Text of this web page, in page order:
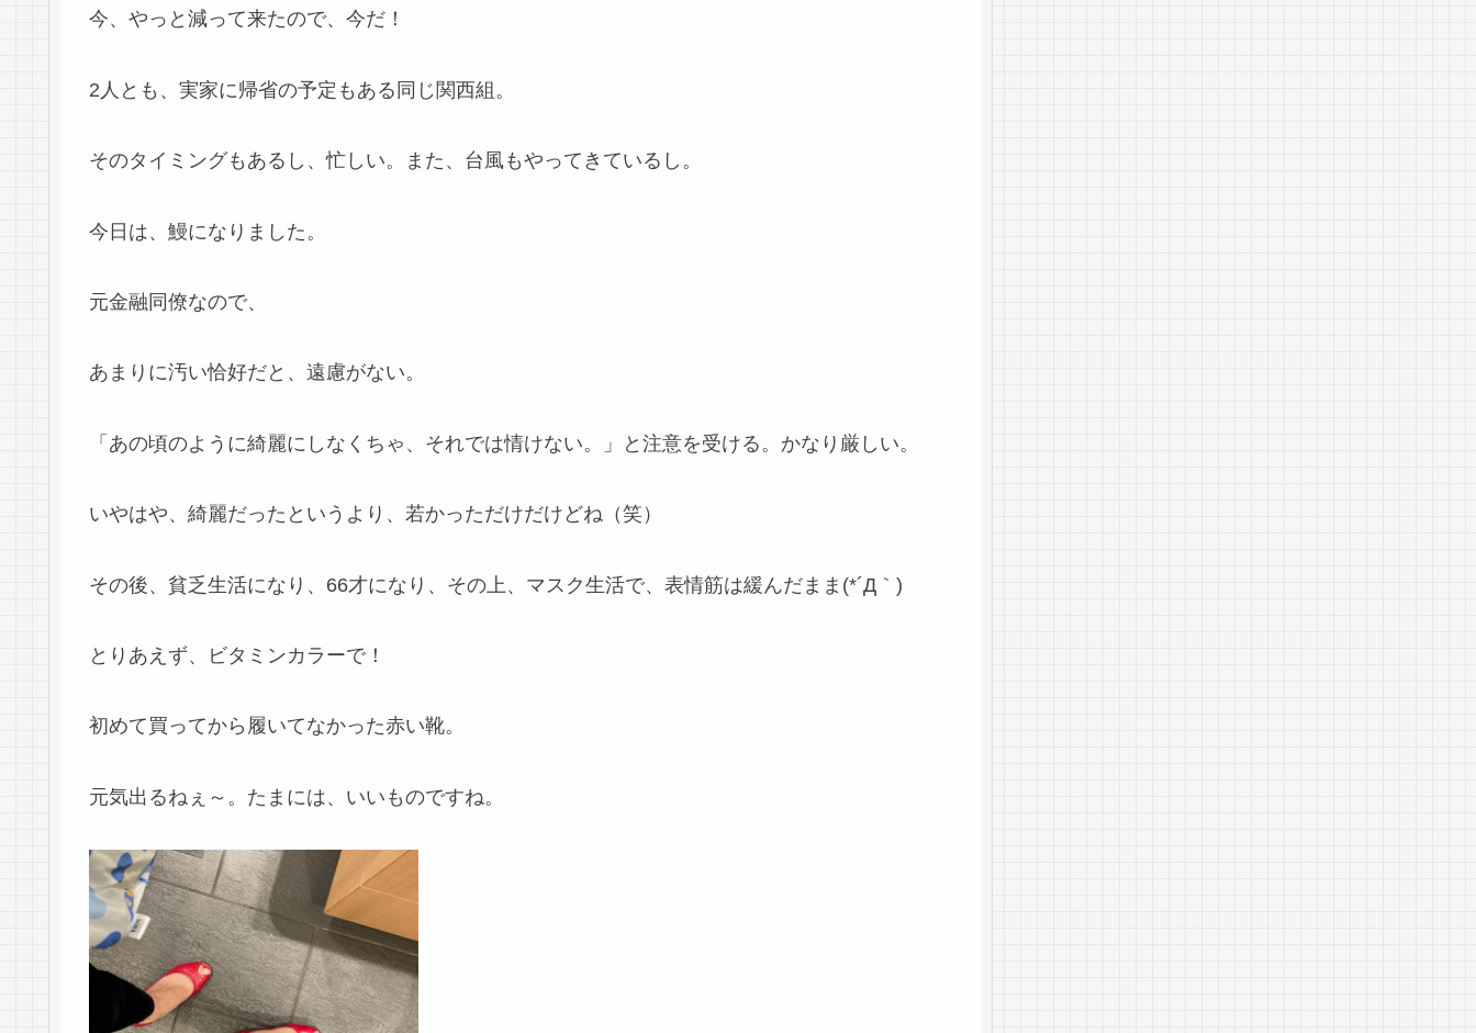
今、やっと減って来たので、今だ！
2人とも、実家に帰省の予定もある同じ関西組。
そのタイミングもあるし、忙しい。また、台風もやってきているし。
今日は、鰻になりました。
元金融同僚なので、
あまりに汚い恰好だと、遠慮がない。
「あの頃のように綺麗にしなくちゃ、それでは情けない。」と注意を受ける。かなり厳しい。
いやはや、綺麗だったというより、若かっただけだけどね（笑）
その後、貧乏生活になり、66才になり、その上、マスク生活で、表情筋は緩んだまま(*´Д｀)
とりあえず、ビタミンカラーで！
初めて買ってから履いてなかった赤い靴。
元気出るねぇ～。たまには、いいものですね。